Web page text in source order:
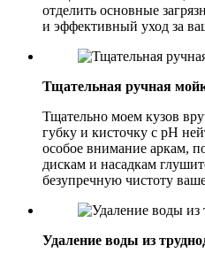
отделить основные
и эффективный уход за
Тщательная ручная
Тщательно моем кузов
губку и кисточку с pH
особое внимание аркам,
дискам и насадкам
безупречную чистоту
Удаление воды из